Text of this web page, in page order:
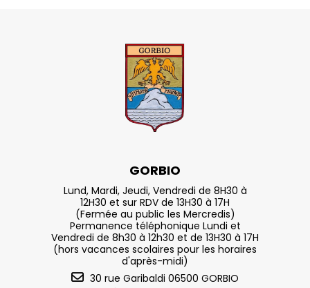
GORBIO
Lund, Mardi, Jeudi, Vendredi de 8H30 à
12H30 et sur RDV de 13H30 à 17H
(Fermée au public les Mercredis)
Permanence téléphonique Lundi et
Vendredi de 8h30 à 12h30 et de 13H30 à 17H
(hors vacances scolaires pour les horaires
d'après-midi)
30 rue Garibaldi 06500 GORBIO